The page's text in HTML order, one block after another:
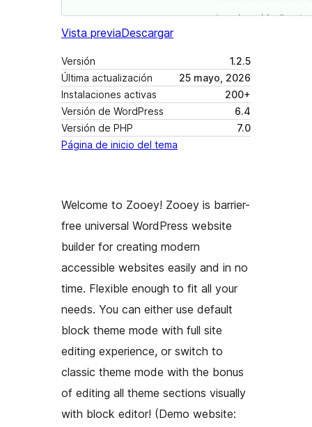
Vista previaDescargar
Versión
1.2.5
Última actualización
25 mayo, 2026
Instalaciones activas
200+
Versión de WordPress
6.4
Versión de PHP
7.0
Página de inicio del tema
Welcome to Zooey! Zooey is barrier-
free universal WordPress website
builder for creating modern
accessible websites easily and in no
time. Flexible enough to fit all your
needs. You can either use default
block theme mode with full site
editing experience, or switch to
classic theme mode with the bonus
of editing all theme sections visually
with block editor! (Demo website: